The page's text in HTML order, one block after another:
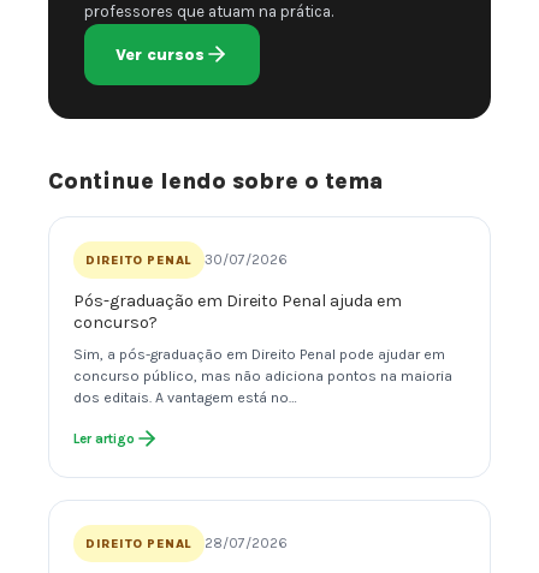
professores que atuam na prática.
Ver cursos
Continue lendo sobre o tema
DIREITO PENAL 30/07/2026
Pós-graduação em Direito Penal ajuda em
concurso?
Sim, a pós-graduação em Direito Penal pode ajudar em
concurso público, mas não adiciona pontos na maioria
dos editais. A vantagem está no…
Ler artigo
DIREITO PENAL 28/07/2026